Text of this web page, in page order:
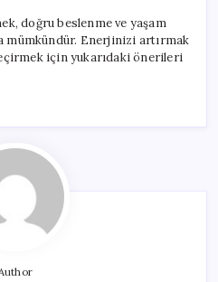
doğru beslenme ve yaşam
mümkündür. Enerjinizi artırmak
için yukarıdaki önerileri